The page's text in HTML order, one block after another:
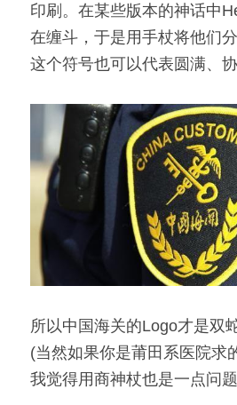
印刷。在某些版本的神话中
在缠斗，于是用手杖将他们
这个符号也可以代表圆满、协
所以中国海关的Logo才是双
(当然如果你是莆田系医院求
我觉得用商神杖也是一点问